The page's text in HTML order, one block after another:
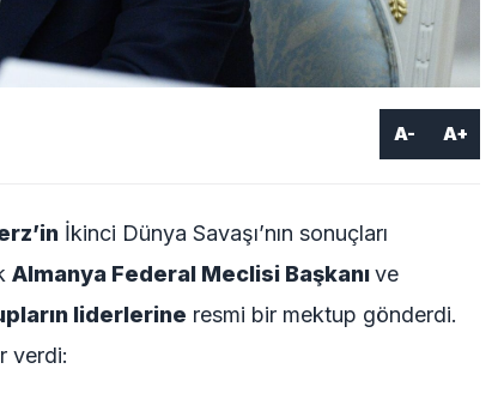
A- A+
İkinci Dünya Savaşı’nın sonuçları
Almanya Federal Meclisi Başkanıve
liderlerine resmi bir mektup gönderdi.
verdi: